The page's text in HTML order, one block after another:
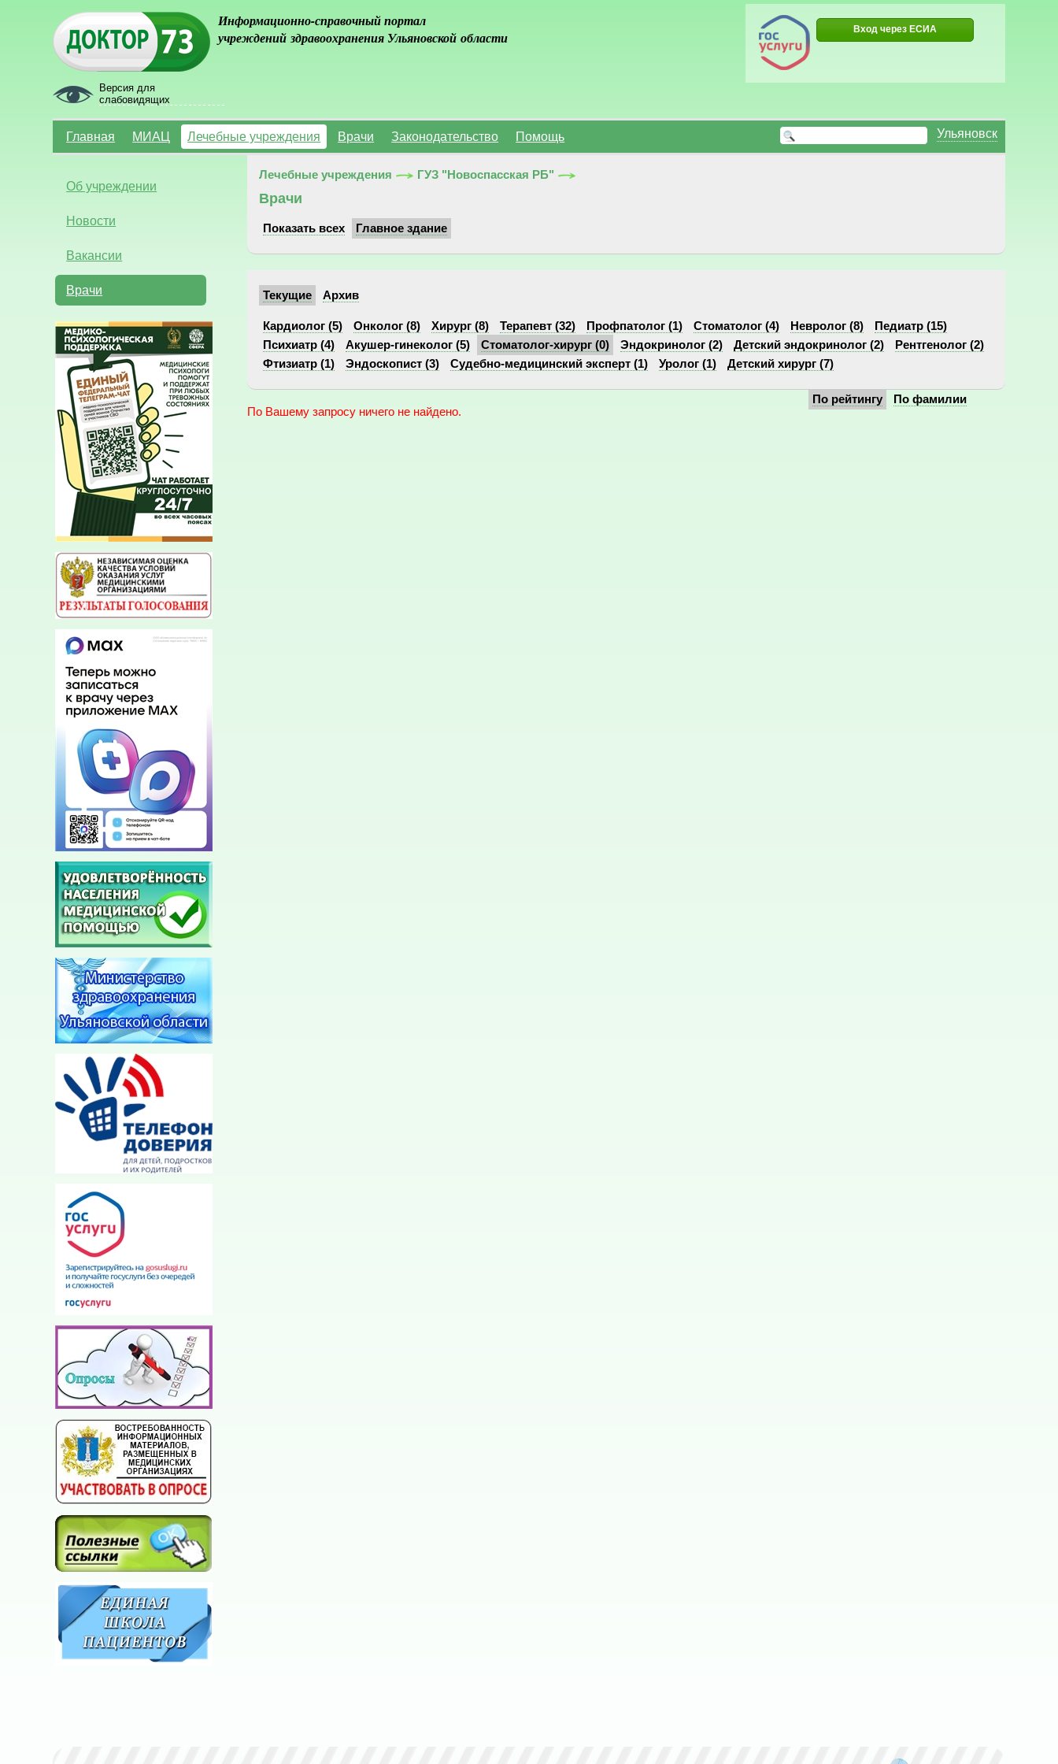
Версия для
слабовидящих
Информационно-справочный портал
учреждений здравоохранения Ульяновской области
Вход через ЕСИА
Ульяновск
Главная МИАЦ Лечебные учреждения Врачи Законодательство Помощь
Об учреждении
Новости
Вакансии
Врачи
Лечебные учреждения ГУЗ "Новоспасская РБ"
Врачи
Показать всех Главное здание
Текущие Архив
Кардиолог (5) Онколог (8) Хирург (8) Терапевт (32) Профпатолог (1) Стоматолог (4) Невролог (8)
Педиатр (15)
Психиатр (4)
Акушер-гинеколог (5) Стоматолог-хирург (0) Эндокринолог (2) Детский эндокринолог (2)
Рентгенолог (2)
Фтизиатр (1)
Эндоскопист (3) Судебно-медицинский эксперт (1) Уролог (1) Детский хирург (7)
По рейтингу
По фамилии
По Вашему запросу ничего не найдено.